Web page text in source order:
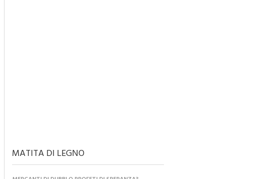
MATITA DI LEGNO
MERCANTI DI DUBBI O PROFETI DI SPERANZA?